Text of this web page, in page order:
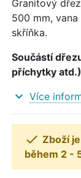
Granitový
500 mm,
skříňka.
Součástí
příchytky
expand_more Více
 Zboží
během 2 -